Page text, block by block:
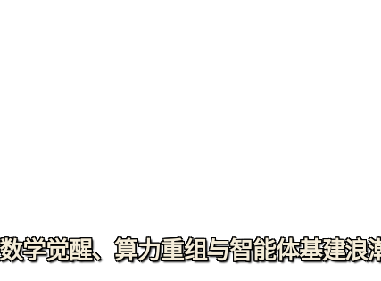
学觉醒、算力重组与智能体基建浪